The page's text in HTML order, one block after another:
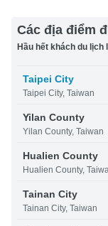
Các địa điểm
Hầu hết khách du
Taipei City
Taipei City, Taiwan
Yilan County
Yilan County, Taiwan
Hualien County
Hualien County,
Tainan City
Tainan City, Taiwan